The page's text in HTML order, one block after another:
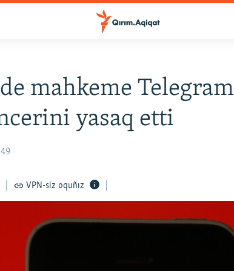
mahkeme Telegram
yasaq etti
VPN-siz oquñız